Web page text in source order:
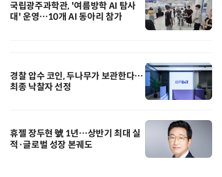
국립광주과학관, '여름방학 AI 탐사
대' 운영…10개 AI 동아리 참가
경찰 압수 코인, 두나무가 보관한다…
최종 낙찰자 선정
휴젤 장두현 號 1년…상반기 최대 실
적·글로벌 성장 본궤도